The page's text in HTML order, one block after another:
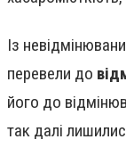
Із
перевели до
його до
так далі